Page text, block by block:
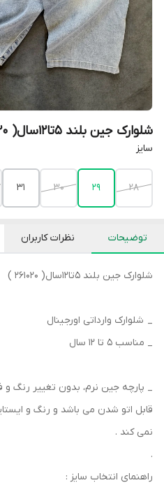
شلوارک جین بلند ۵تا۱۲سال( 261020 )
سایز
۲۸ ۲۹ ۳۰ ۳۱
توضیحات نظرات کاربران
شلوارک جین بلند ۵تا۱۲سال( 261020 )
_ شلوارک وارداتی اورجینال
_ مناسب ۵ تا ۱۲ سال
_ پارچه‌ جین نرم‌‌، بدون تغییر رنگ
قابل اتو شدن می باشد و رنگ و
نمی کند .
.
راهنمای انتخاب سایز :